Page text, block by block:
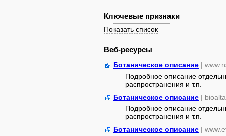
Ключевые признаки
Показать список
Веб-ресурсы
Ботаническое описание |
Подробное описание
распространения и т.п.
Ботаническое описание |
Подробное описание
распространения и т.п.
Ботаническое описание |